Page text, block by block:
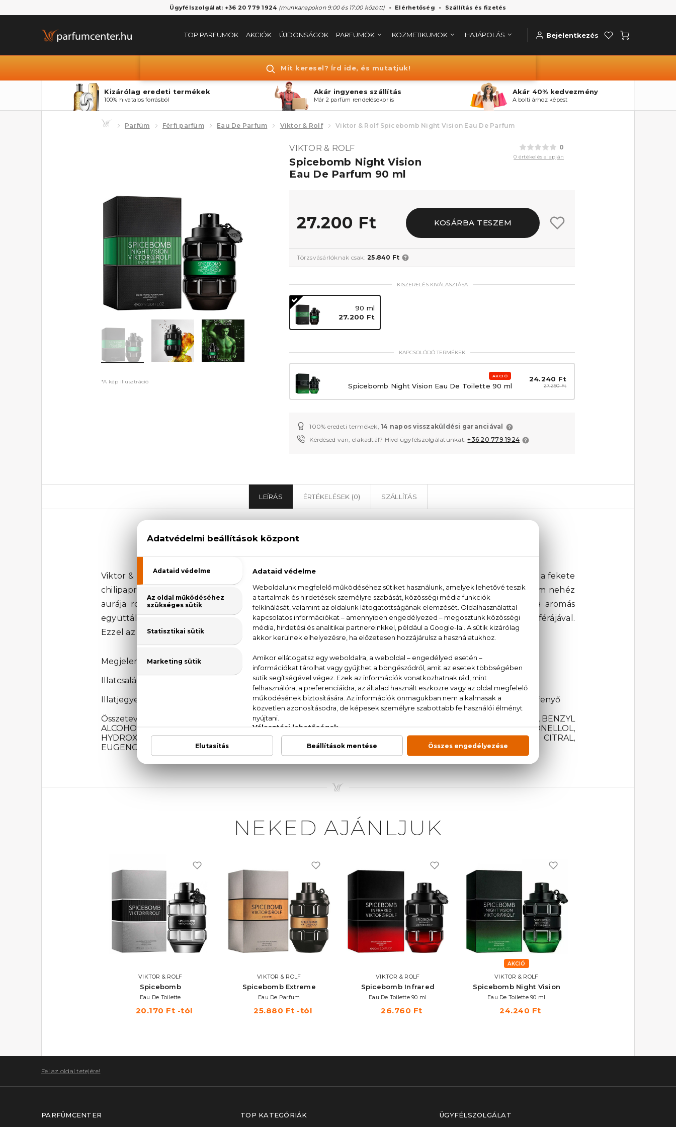
Ügyfélszolgálat: +36 20 779 1924 (munkanapokon 9:00 és 17:00 között) Elérhetőség Szállítás és fizetés
TOP PARFÜMÖK AKCIÓK ÚJDONSÁGOK PARFÜMÖK KOZMETIKUMOK HAJÁPOLÁS Bejelentkezés
Mit keresel? Írd ide, és mutatjuk!
Kizárólag eredeti termékek
100% hivatalos forrásból
Akár ingyenes szállítás
Már 2 parfüm rendelésekor is
Akár 40% kedvezmény
A bolti árhoz képest
Parfüm Férfi parfüm Eau De Parfum Viktor & Rolf Viktor & Rolf Spicebomb Night Vision Eau De Parfum
*A kép illusztráció
0
0 értékelés alapján
VIKTOR & ROLF
Spicebomb Night Vision
Eau De Parfum 90 ml
27.200 Ft KOSÁRBA TESZEM
Törzsvásárlóknak csak:25.840 Ft
KISZERELÉS KIVÁLASZTÁSA
90 ml
27.200 Ft
KAPCSOLÓDÓ TERMÉKEK
AKCIÓ
Spicebomb Night Vision Eau De Toilette 90 ml
24.240 Ft
27.250 Ft
100% eredeti termékek,14 napos visszaküldési garanciával
Kérdésed van, elakadtál? Hívd ügyfélszolgálatunkat:+36 20 779 1924
LEÍRÁS ÉRTÉKELÉSEK (0) SZÁLLÍTÁS
Viktor & Rolf Spicebomb Night Vision Eau De Parfum kompozíciójának nyitányában a pezsgő citrusfélék a fekete
chilipaprika, a fekete bors, a szerecsendió és a szegfűszeg tónusaival sűrű fűszerkeverék gazdag, de nem nehéz
aurája robban be, rögtön az első kifújáskor. A középső jegyeket a muskotályzsálya és a zöld gyanta aromás
együttállása uralja - kontrasztban a balzsamfenyő férfias melegséget és megbízhatóságot árasztó atmoszférájával.
Ezzel az illattal nem tudsz mellélőni - ideális randi-illat!
Megjelenési év: 2020
Illatcsalád: Orientális-fougere
Illatjegyek: citrom, fekete bors, fekete chili, szerecsendió, szegfűszeg, zöld gyanta, muskotályzsálya, baézsamfenyő
Összetevők: ALCOHOL, PARFUM / FRAGRANCE, AQUA / WATER, BENZYL SALICYLATE, LINALOOL, LIMONENE, BENZYL
ALCOHOL, ETHYLHEXYL SALICYLATE, BUTYL METHOXYDIBENZOYLMETHANE, COUMARIN, CITRONELLOL,
HYDROXYCITRONELLAL, BENZYL BENZOATE, ALPHA-ISOMETHYL IONONE, BENZYL CINNAMATE, CITRAL,
EUGENOL, GERANIOL, CINNAMAL
NEKED AJÁNLJUK
VIKTOR & ROLF
Spicebomb
Eau De Toilette
20.170 Ft -tól
VIKTOR & ROLF
Spicebomb Extreme
Eau De Parfum
25.880 Ft -tól
VIKTOR & ROLF
Spicebomb Infrared
Eau De Toilette 90 ml
26.760 Ft
AKCIÓ
VIKTOR & ROLF
Spicebomb Night Vision
Eau De Toilette 90 ml
24.240 Ft
Fel az oldal tetejére!
PARFÜMCENTER TOP KATEGÓRIÁK ÜGYFÉLSZOLGÁLAT